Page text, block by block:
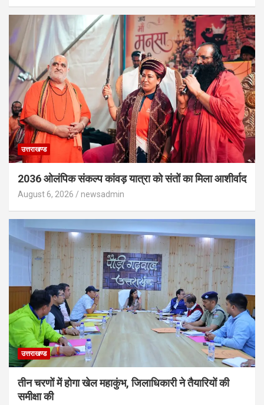
उत्तराखण्ड
2036 ओलंपिक संकल्प कांवड़ यात्रा को संतों का मिला आशीर्वाद
August 6, 2026 newsadmin
उत्तराखण्ड
तीन चरणों में होगा खेल महाकुंभ, जिलाधिकारी ने तैयारियों की
समीक्षा की